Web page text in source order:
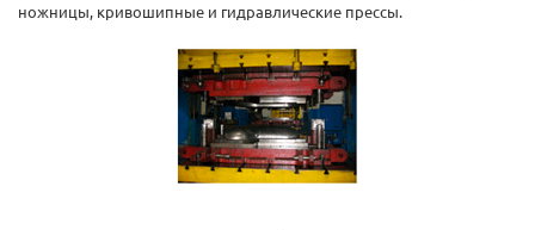
ножницы, кривошипные и гидравлические прессы.